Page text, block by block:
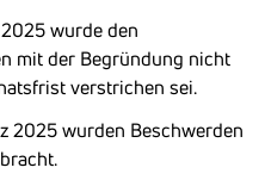
wurde den
mit der Begründung nicht
verstrichen sei.
2025 wurden Beschwerden